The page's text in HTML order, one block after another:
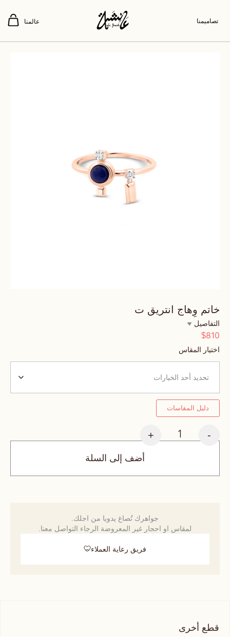
تصاميمنا عالمنا
خاتم وِهاج انتريق ت
التفاصيل
$810
اختيار المقاس
دليل المقاسات
-
+
أضف إلى السلة
جواهرك تُصاغ يدويا من اجلك.
لمقاس او احجار غير المعروضة الرجاء التواصل معنا.
فريق رعاية العملاء
قطع أخرى